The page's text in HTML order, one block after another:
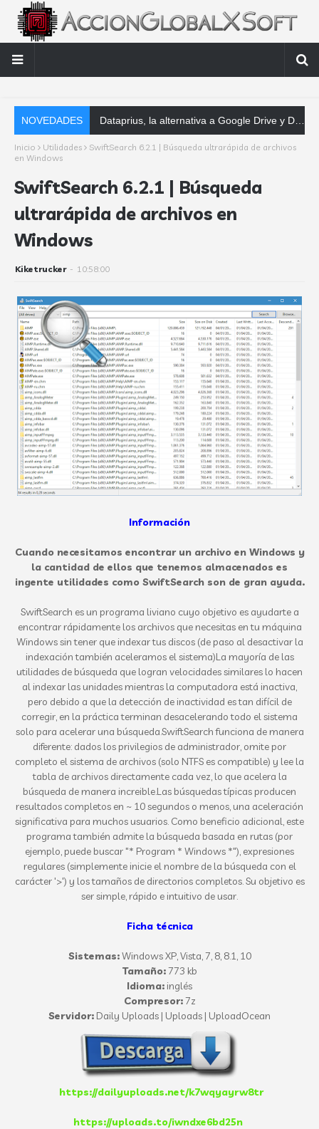
NOVEDADES Dataprius, la alternativa a Google Drive y Dropbox que las empresas deberían conocer
Inicio Utilidades
SwiftSearch 6.2.1 | Búsqueda ultrarápida de archivos
en Windows
SwiftSearch 6.2.1 | Búsqueda
ultrarápida de archivos en
Windows
Kiketrucker - 10:58:00
Información
Cuando necesitamos encontrar un archivo en Windows y
la cantidad de ellos que tenemos almacenados es
ingente utilidades como SwiftSearch son de gran ayuda.
SwiftSearch es un programa liviano cuyo objetivo es ayudarte a
encontrar rápidamente los archivos que necesitas en tu máquina
Windows sin tener que indexar tus discos (de paso al desactivar la
indexación también aceleramos el sistema)La mayoría de las
utilidades de búsqueda que logran velocidades similares lo hacen
al indexar las unidades mientras la computadora está inactiva,
pero debido a que la detección de inactividad es tan difícil de
corregir, en la práctica terminan desacelerando todo el sistema
solo para acelerar una búsqueda.SwiftSearch funciona de manera
diferente: dados los privilegios de administrador, omite por
completo el sistema de archivos (solo NTFS es compatible) y lee la
tabla de archivos directamente cada vez, lo que acelera la
búsqueda de manera increible.Las búsquedas típicas producen
resultados completos en ~ 10 segundos o menos, una aceleración
significativa para muchos usuarios. Como beneficio adicional, este
programa también admite la búsqueda basada en rutas (por
ejemplo, puede buscar "* Program * Windows *"), expresiones
regulares (simplemente inicie el nombre de la búsqueda con el
carácter '>') y los tamaños de directorios completos.Su objetivo es
ser simple, rápido e intuitivo de usar.
Ficha técnica
Sistemas:Windows XP, Vista, 7, 8, 8.1, 10
Tamaño:773 kb
Idioma: inglés
Compresor:7z
Servidor: Daily Uploads | Uploads | UploadOcean
https://dailyuploads.net/k7wqyayrw8tr
https://uploads.to/iwndxe6bd25n